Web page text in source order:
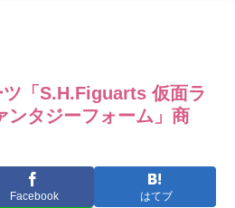
「S.H.Figuarts 仮面ラ
ンタジーフォーム」商
Facebook はてブ